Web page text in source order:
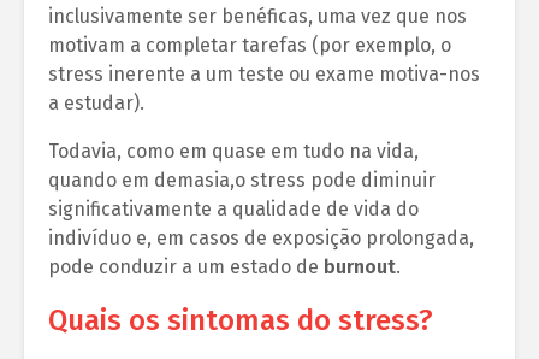
inclusivamente ser benéficas, uma vez que nos
motivam a completar tarefas (por exemplo, o
stress inerente a um teste ou exame motiva-nos
a estudar).
Todavia, como em quase em tudo na vida,
quando em demasia,o stress pode diminuir
significativamente a qualidade de vida do
indivíduo e, em casos de exposição prolongada,
pode conduzir a um estado de burnout.
Quais os sintomas do stress?